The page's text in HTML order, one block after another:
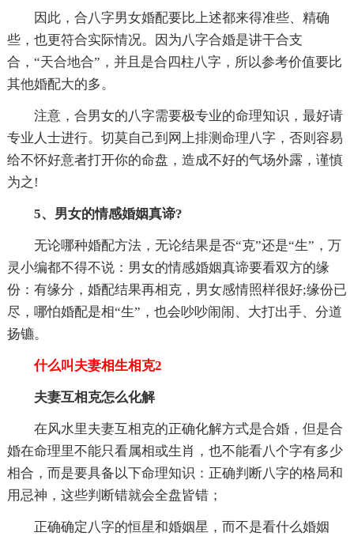
因此，合八字男女婚配要比上述都来得准些、精确
些，也更符合实际情况。因为八字合婚是讲干合支
合，“天合地合”，并且是合四柱八字，所以参考价值要比
其他婚配大的多。
注意，合男女的八字需要极专业的命理知识，最好请
专业人士进行。切莫自己到网上排测命理八字，否则容易
给不怀好意者打开你的命盘，造成不好的气场外露，谨慎
为之!
5、男女的情感婚姻真谛?
无论哪种婚配方法，无论结果是否“克”还是“生”，万
灵小编都不得不说：男女的情感婚姻真谛要看双方的缘
份：有缘分，婚配结果再相克，男女感情照样很好;缘份已
尽，哪怕婚配是相“生”，也会吵吵闹闹、大打出手、分道
扬镳。
什么叫夫妻相生相克2
夫妻互相克怎么化解
在风水里夫妻互相克的正确化解方式是合婚，但是合
婚在命理里不能只看属相或生肖，也不能看八个字有多少
相合，而是要具备以下命理知识：正确判断八字的格局和
用忌神，这些判断错就会全盘皆错；
正确确定八字的恒星和婚姻星，而不是看什么婚姻